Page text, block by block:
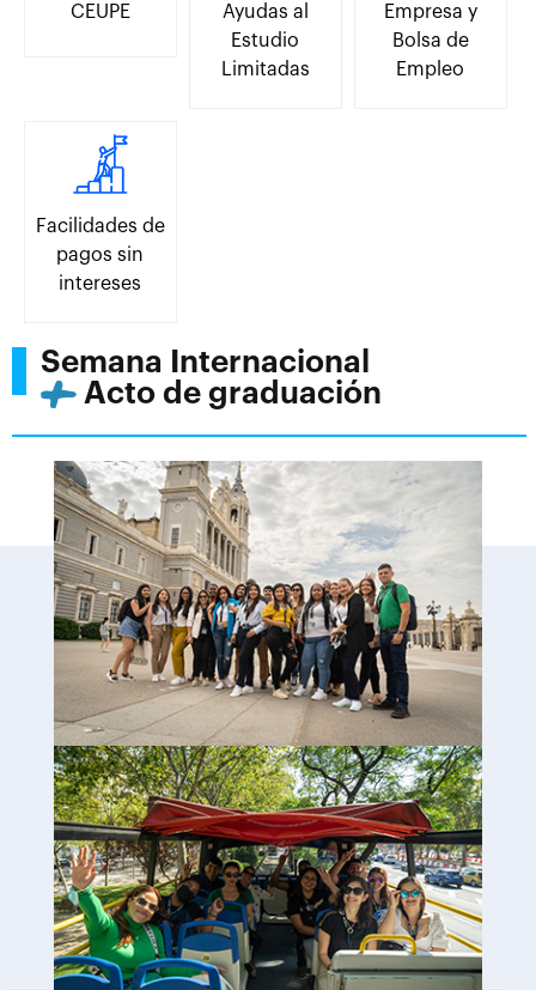
CEUPE
Ayudas al
Estudio
Limitadas
Empresa y
Bolsa de
Empleo
Facilidades de
pagos sin
intereses
Semana Internacional
Acto de graduación